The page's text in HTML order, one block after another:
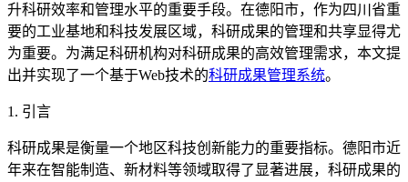
升科研效率和管理水平的重要手段。在德阳市，作为四川省重
要的工业基地和科技发展区域，科研成果的管理和共享显得尤
为重要。为满足科研机构对科研成果的高效管理需求，本文提
出并实现了一个基于Web技术的科研成果管理系统。
1. 引言
科研成果是衡量一个地区科技创新能力的重要指标。德阳市近
年来在智能制造、新材料等领域取得了显著进展，科研成果的